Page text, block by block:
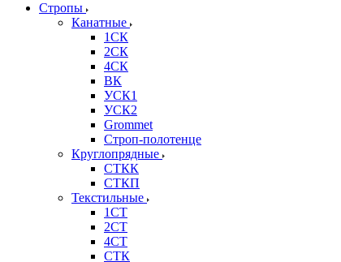
Стропы
Канатные
1СК
2СК
4СК
ВК
УСК1
УСК2
Grommet
Строп-полотенце
Круглопрядные
СТКК
СТКП
Текстильные
1СТ
2СТ
4СТ
СТК